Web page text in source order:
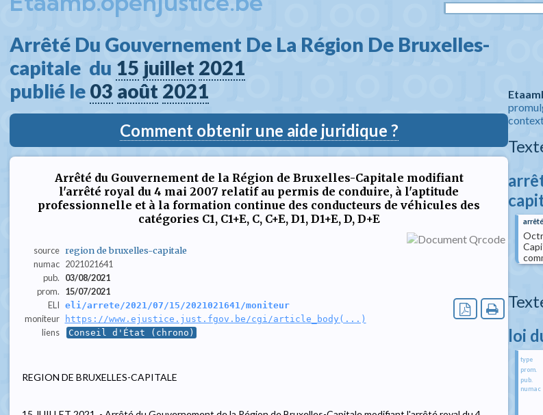
Arrêté Du Gouvernement De La Région De Bruxelles-
capitale  du 15 juillet 2021
publié le 03 août 2021
Comment obtenir une aide juridique ?
Arrêté du Gouvernement de la Région de Bruxelles-Capitale modifiant
l'arrêté royal du 4 mai 2007 relatif au permis de conduire, à l'aptitude
professionnelle et à la formation continue des conducteurs de véhicules des
catégories C1, C1+E, C, C+E, D1, D1+E, D, D+E
source region de bruxelles-capitale
numac 2021021641
pub.
03/08/2021
prom.
15/07/2021
ELI eli/arrete/2021/07/15/2021021641/moniteur
moniteur https://www.ejustice.just.fgov.be/cgi/article_body(...)
liens Conseil d'État (chrono)
REGION DE BRUXELLES-CAPITALE
loi
type
prom.
pub.
numac